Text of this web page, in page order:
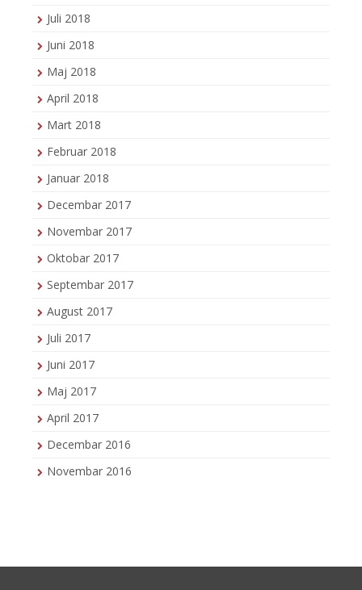
Juli 2018
Juni 2018
Maj 2018
April 2018
Mart 2018
Februar 2018
Januar 2018
Decembar 2017
Novembar 2017
Oktobar 2017
Septembar 2017
August 2017
Juli 2017
Juni 2017
Maj 2017
April 2017
Decembar 2016
Novembar 2016